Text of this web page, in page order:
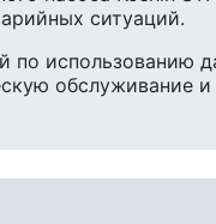
ситуаций.
использованию
обслуживание